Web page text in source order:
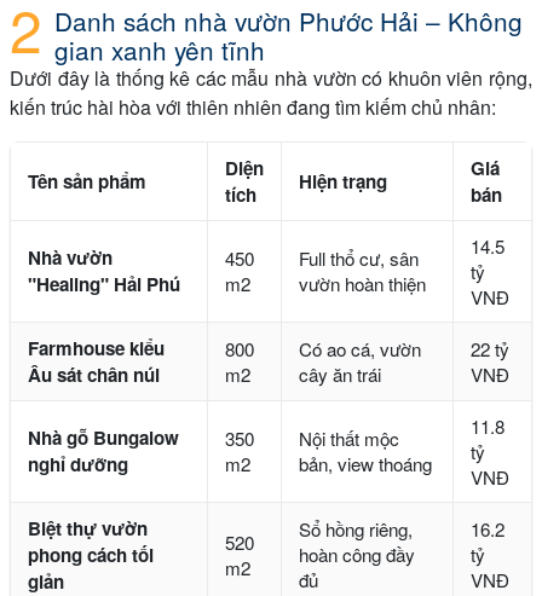
Danh sách nhà vườn Phước Hải – Không
gian xanh yên tĩnh
Dưới đây là thống kê các mẫu nhà vườn có khuôn viên rộng,
kiến trúc hài hòa với thiên nhiên đang tìm kiếm chủ nhân:
Tên sản phẩm
Diện
tích
Hiện trạng
Giá
bán
Nhà vườn
"Healing" Hải Phú
450
m2
Full thổ cư, sân
vườn hoàn thiện
14.5
tỷ
VNĐ
Farmhouse kiểu
Âu sát chân núi
800
m2
Có ao cá, vườn
cây ăn trái
22 tỷ
VNĐ
Nhà gỗ Bungalow
nghỉ dưỡng
350
m2
Nội thất mộc
bản, view thoáng
11.8
tỷ
VNĐ
Biệt thự vườn
phong cách tối
giản
520
m2
Sổ hồng riêng,
hoàn công đầy
đủ
16.2
tỷ
VNĐ